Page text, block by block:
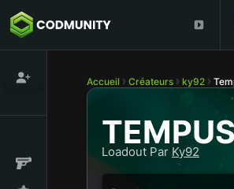
Accueil Créateurs ky92
Loadout Par Ky92